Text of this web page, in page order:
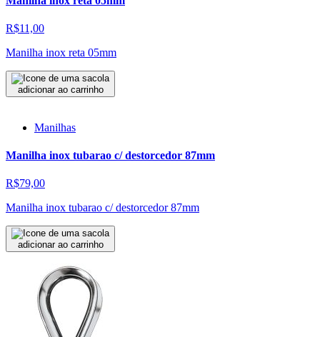
R$11,00
Manilha inox reta 05mm
adicionar ao carrinho
Manilhas
Manilha inox tubarao c/ destorcedor 87mm
R$79,00
Manilha inox tubarao c/ destorcedor 87mm
adicionar ao carrinho